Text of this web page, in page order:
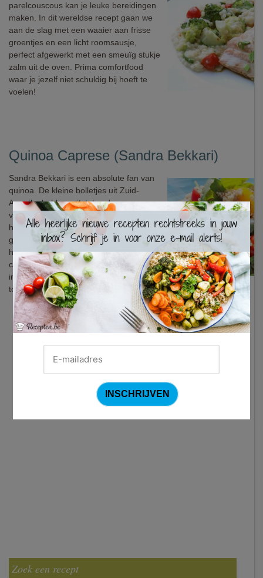
parelcouscous kan je leuke bereidingen
maken. In dit wereldse recept gaan we
aan de slag met een waaier aan frisse
groentjes en een licht roomsausje,
perfect afgewerkt met een smeuïg stukje
zalm uit de oven. Prima comfortfood
waar je jezelf niet schuldig bij hoeft te
voelen!
Quinoa Caprese (Sandra Bekkari)
Sandra Bekkari is een absolute fan van
quinoa. De kleine bolletjes uit Zuid-
Amerika hebben uitstekende
voedingswaardes en zijn in een
handomdraai klaar. Perfect voor al wie
graag lekker tafelt maar ook aan zijn of
haar lijn wil denken. In dit toffe recept
combineert quinoa met een typische
ingrediëntengroep uit Italië: mozzarella,
tomaatjes en basilicum. Lekker zomers!
Zoek een recept
×